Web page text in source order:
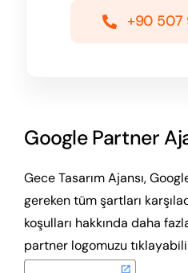
+90 507
Google Partner
Gece Tasarım Ajansı,
gereken tüm şartları
koşulları hakkında daha
partner logomuzu